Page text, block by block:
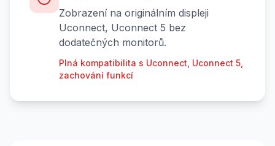
Zobrazení na originálním displeji
Uconnect, Uconnect 5 bez
dodatečných monitorů.
Plná kompatibilita s Uconnect, Uconnect 5,
zachování funkcí